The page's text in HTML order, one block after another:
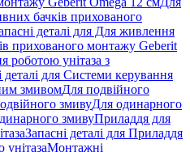
бачків прихованого
деталі для Для живлення
прихованого монтажу Geberit
роботою унітаза з
деталі для Системи керування
змивомДля подвійного
змивуДля одинарного
змивуПриладдя для
Запасні деталі для Приладдя
Монтажні